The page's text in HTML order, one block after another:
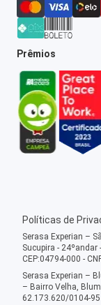
Prêmios
Políticas de
Serasa Experian –
Sucupira -
CEP:04794-000 -
Serasa Experian –
– Bairro Velha,
62.173.620/0104-95